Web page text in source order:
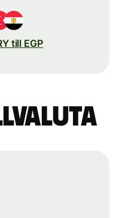
till EGP